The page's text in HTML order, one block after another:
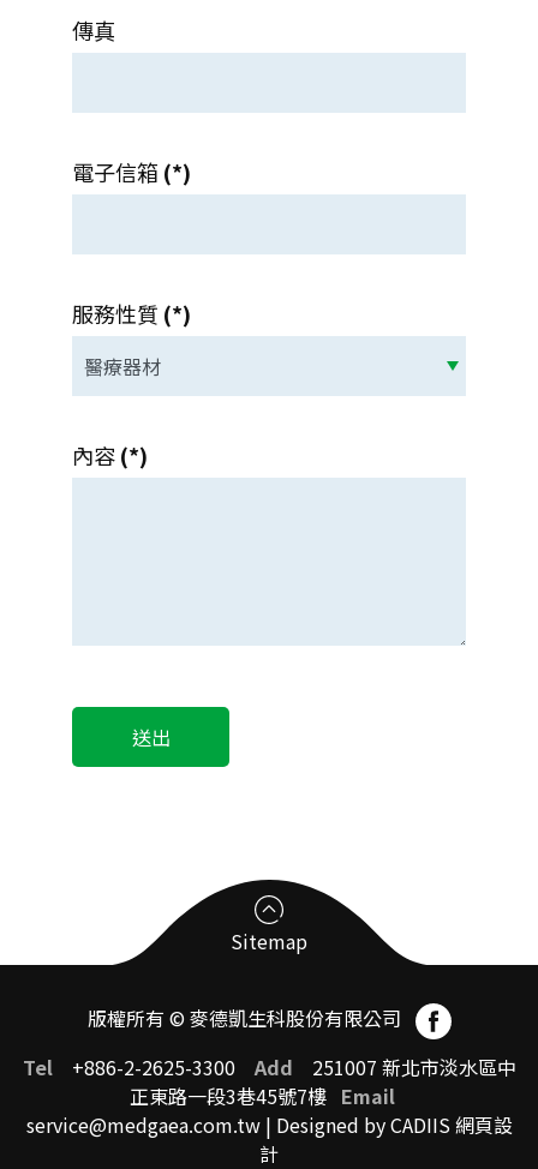
傳真
電子信箱 (*)
服務性質 (*)
內容(*)
Sitemap
臨床前試驗受託CRO
臨床前試驗中心簡介
版權所有 © 麥德凱生科股份有限公司
Tel+886-2-2625-3300Add 251007 新北市淡水區中
正東路一段3巷45號7樓 Email
service@medgaea.com.tw| Designed by CADIIS網頁設
計